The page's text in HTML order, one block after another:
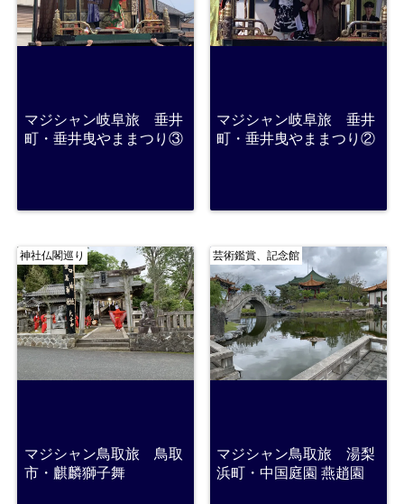
マジシャン岐阜旅 垂井
町・垂井曳やままつり③
マジシャン岐阜旅 垂井
町・垂井曳やままつり②
神社仏閣巡り
マジシャン鳥取旅 鳥取
市・麒麟獅子舞
芸術鑑賞、記念館
マジシャン鳥取旅 湯梨
浜町・中国庭園 燕趙園